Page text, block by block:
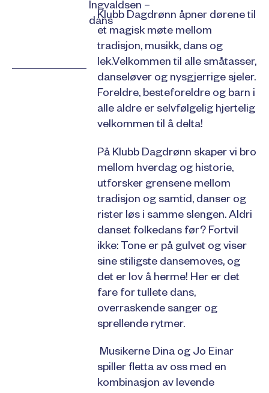
Ingvaldsen –
dans
Klubb Dagdrønn åpner dørene til
et magisk møte mellom
tradisjon, musikk, dans og
lek.Velkommen til alle småtasser,
danseløver og nysgjerrige sjeler.
Foreldre, besteforeldre og barn i
alle aldre er selvfølgelig hjertelig
velkommen til å delta!
På Klubb Dagdrønn skaper vi bro
mellom hverdag og historie,
utforsker grensene mellom
tradisjon og samtid, danser og
rister løs i samme slengen. Aldri
danset folkedans før? Fortvil
ikke: Tone er på gulvet og viser
sine stiligste dansemoves, og
det er lov å herme! Her er det
fare for tullete dans,
overraskende sanger og
sprellende rytmer.
Musikerne Dina og Jo Einar
spiller fletta av oss med en
kombinasjon av levende